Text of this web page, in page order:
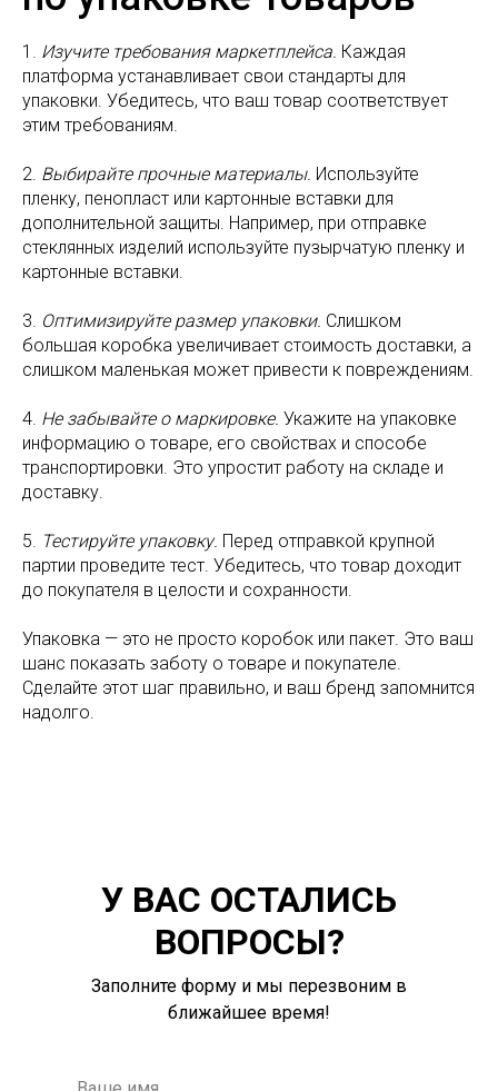
1. Изучите требования маркетплейса. Каждая
платформа устанавливает свои стандарты для
упаковки. Убедитесь, что ваш товар соответствует
этим требованиям.
2. Выбирайте прочные материалы. Используйте
пленку, пенопласт или картонные вставки для
дополнительной защиты. Например, при отправке
стеклянных изделий используйте пузырчатую пленку и
картонные вставки.
3. Оптимизируйте размер упаковки. Слишком
большая коробка увеличивает стоимость доставки, а
слишком маленькая может привести к повреждениям.
4. Не забывайте о маркировке. Укажите на упаковке
информацию о товаре, его свойствах и способе
транспортировки. Это упростит работу на складе и
доставку.
5. Тестируйте упаковку. Перед отправкой крупной
партии проведите тест. Убедитесь, что товар доходит
до покупателя в целости и сохранности.
Упаковка — это не просто коробок или пакет. Это ваш
шанс показать заботу о товаре и покупателе.
Сделайте этот шаг правильно, и ваш бренд запомнится
надолго.
Заполните форму и мы перезвоним в
ближайшее время!
У ВАС ОСТАЛИСЬ
ВОПРОСЫ?